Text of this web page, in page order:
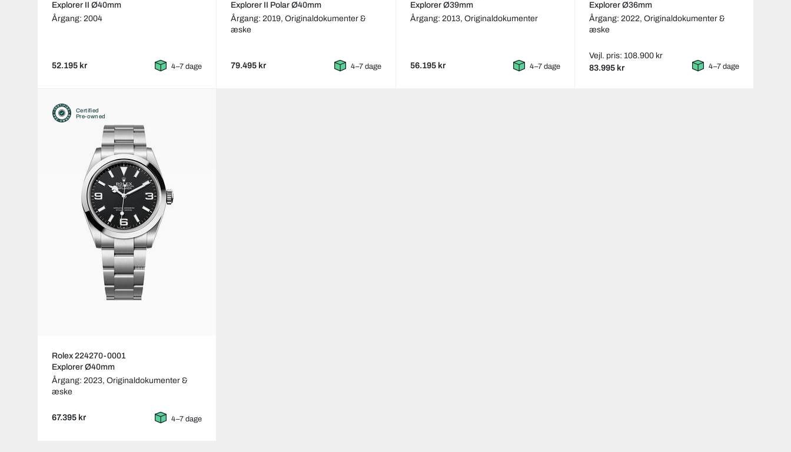
Explorer II Ø40mm
Årgang: 2004
52.195 kr 4–7 dage
Explorer II Polar Ø40mm
Årgang: 2019,Originaldokumenter &
æske
79.495 kr 4–7 dage
Explorer Ø39mm
Årgang: 2013, Originaldokumenter
56.195 kr 4–7 dage
Explorer Ø36mm
Årgang: 2022, Originaldokumenter &
æske
Vejl. pris: 108.900 kr
83.995 kr 4–7 dage
Certified
Pre-owned
Rolex 224270-0001
Explorer Ø40mm
Årgang: 2023, Originaldokumenter &
æske
67.395 kr 4–7 dage